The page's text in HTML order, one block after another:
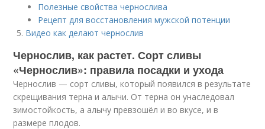
Полезные свойства чернослива
Рецепт для восстановления мужской потенции
Видео как делают чернослив
Чернослив, как растет. Сорт сливы
«Чернослив»: правила посадки и ухода
Чернослив — сорт сливы, который появился в результате
скрещивания терна и алычи. От терна он унаследовал
зимостойкость, а алычу превзошёл и во вкусе, и в
размере плодов.